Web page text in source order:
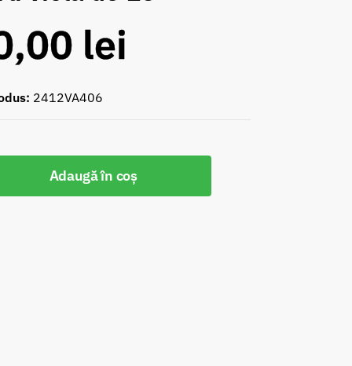
lei
2412VA406
Adaugă în coș